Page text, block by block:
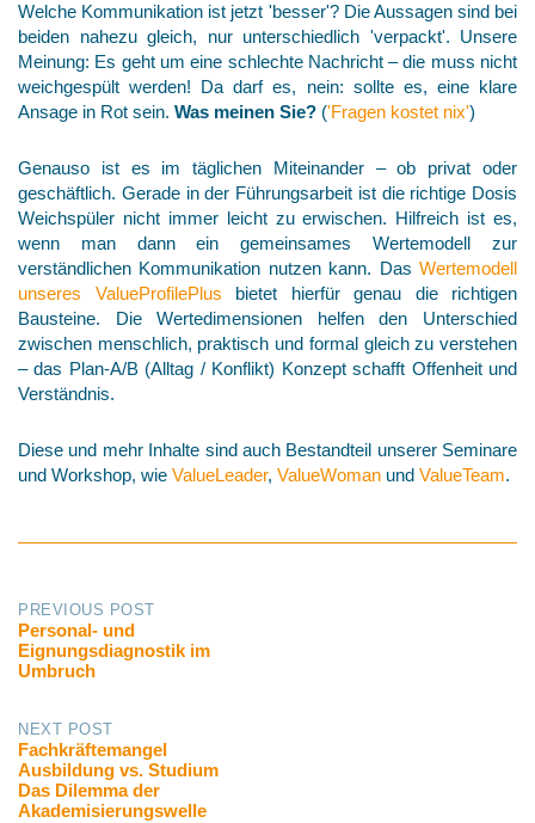
Welche Kommunikation ist jetzt 'besser'? Die Aussagen sind bei
beiden nahezu gleich, nur unterschiedlich 'verpackt'. Unsere
Meinung: Es geht um eine schlechte Nachricht – die muss nicht
weichgespült werden! Da darf es, nein: sollte es, eine klare
Ansage in Rot sein. Was meinen Sie? ('Fragen kostet nix')
Genauso ist es im täglichen Miteinander – ob privat oder
geschäftlich. Gerade in der Führungsarbeit ist die richtige Dosis
Weichspüler nicht immer leicht zu erwischen. Hilfreich ist es,
wenn man dann ein gemeinsames Wertemodell zur
verständlichen Kommunikation nutzen kann. Das Wertemodell
unseres ValueProfilePlus bietet hierfür genau die richtigen
Bausteine. Die Wertedimensionen helfen den Unterschied
zwischen menschlich, praktisch und formal gleich zu verstehen
– das Plan-A/B (Alltag / Konflikt) Konzept schafft Offenheit und
Verständnis.
Diese und mehr Inhalte sind auch Bestandteil unserer Seminare
und Workshop, wie ValueLeader, ValueWoman und ValueTeam.
Post
navigation
PREVIOUS POST
Personal- und
Eignungsdiagnostik im
Umbruch
NEXT POST
Fachkräftemangel
Ausbildung vs. Studium
Das Dilemma der
Akademisierungswelle